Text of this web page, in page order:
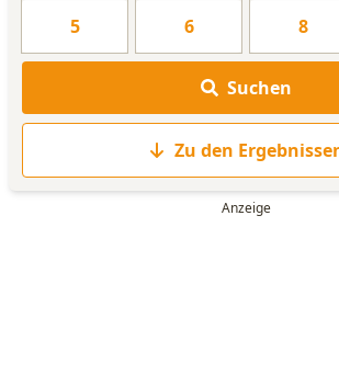
WORTLISTE
5 6 8
Suchen
Zu den